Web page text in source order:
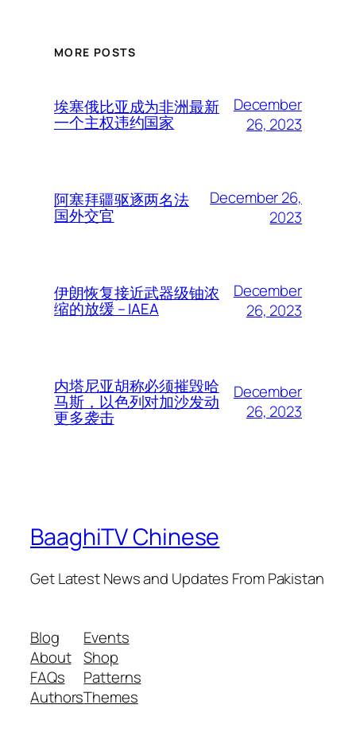
MORE POSTS
埃塞俄比亚成为非洲最新
一个主权违约国家
December
26, 2023
阿塞拜疆驱逐两名法
国外交官
December 26,
2023
伊朗恢复接近武器级铀浓
缩的放缓 – IAEA
December
26, 2023
内塔尼亚胡称必须摧毁哈
马斯，以色列对加沙发动
更多袭击
December
26, 2023
BaaghiTV Chinese
Get Latest News and Updates From Pakistan
Blog
About
FAQs
Authors
Events
Shop
Patterns
Themes